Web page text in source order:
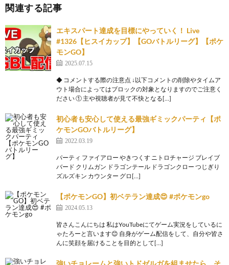
関連する記事
エキスパート達成を目標にやっていく！ Live
#1326【ヒスイカップ】【GOバトルリーグ】【ポケ
モンGO】
2025.07.15
◆ コメントする際の注意点 ↓以下コメントの削除やタイムア
ウト場合によってはブロックの対象となりますのでご注意く
ださい ① 主や視聴者が見て不快となる[…]
初心者も安心して使える最強ギミックパーティ【ポ
ケモンGOバトルリーグ】
2022.03.19
パーティ ファイアロー やきつくす ニトロチャージ ブレイブ
バード クリムガン ドラゴンテール ドラゴンクロー つじぎり
ズルズキン カウンター グロ[…]
【ポケモンGO】初ベテラン達成😍 #ポケモンgo
2024.05.13
皆さんこんにちは 私はYouTubeにてゲーム実況をしているに
ゃたろーと言います😊 自身がゲーム配信をして、自分や皆さ
んに笑顔を届けることを目的として[…]
強いチョレームと強いトドゼルガを組ませたら、そ